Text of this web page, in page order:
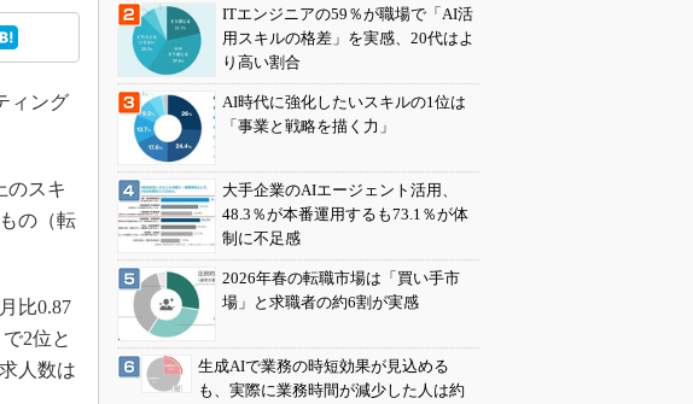
ィング
のスキ
の（転
比0.87
2位と
人数は
ITエンジニアの59％が職場で「AI活
用スキルの格差」を実感、20代はよ
り高い割合
AI時代に強化したいスキルの1位は
「事業と戦略を描く力」
大手企業のAIエージェント活用、
48.3％が本番運用するも73.1％が体
制に不足感
2026年春の転職市場は「買い手市
場」と求職者の約6割が実感
生成AIで業務の時短効果が見込める
も、実際に業務時間が減少した人は約